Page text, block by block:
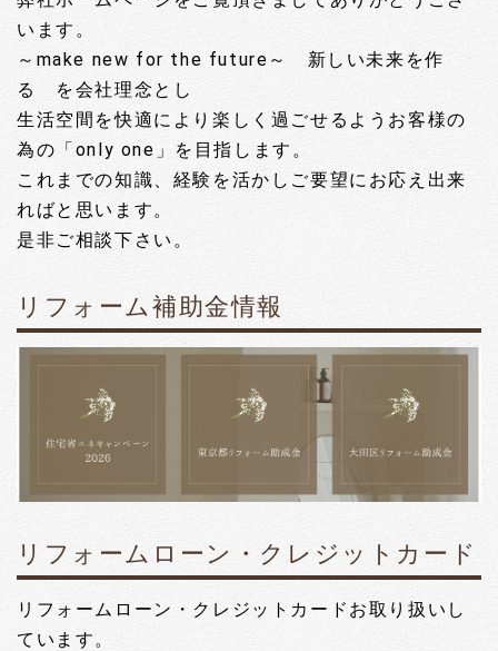
有限会社NEATへ社名変更しました
います。
～make new for the future～ 新しい未来を作
る を会社理念とし
生活空間を快適により楽しく過ごせるようお客様の
為の「only one」を目指します。
これまでの知識、経験を活かしご要望にお応え出来
ればと思います。
是非ご相談下さい。
リフォーム補助金情報
リフォームローン・クレジットカード
リフォームローン・クレジットカードお取り扱いし
ています。